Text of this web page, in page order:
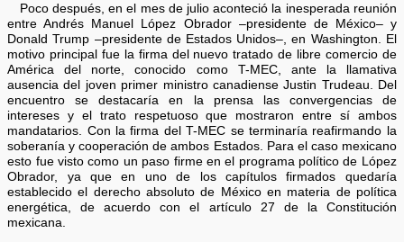
Poco después, en el mes de julio aconteció la inesperada reunión
entre Andrés Manuel López Obrador –presidente de México– y
Donald Trump –presidente de Estados Unidos–, en Washington. El
motivo principal fue la firma del nuevo tratado de libre comercio de
América del norte, conocido como T-MEC, ante la llamativa
ausencia del joven primer ministro canadiense Justin Trudeau. Del
encuentro se destacaría en la prensa las convergencias de
intereses y el trato respetuoso que mostraron entre sí ambos
mandatarios. Con la firma del T-MEC se terminaría reafirmando la
soberanía y cooperación de ambos Estados. Para el caso mexicano
esto fue visto como un paso firme en el programa político de López
Obrador, ya que en uno de los capítulos firmados quedaría
establecido el derecho absoluto de México en materia de política
energética, de acuerdo con el artículo 27 de la Constitución
mexicana.